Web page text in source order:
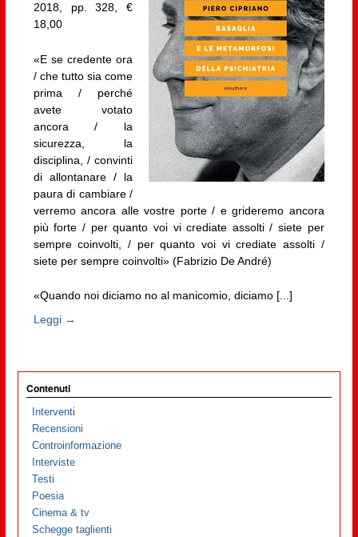
2018, pp. 328, €
18,00
«E se credente ora
/ che tutto sia come
prima / perché
avete votato
ancora / la
sicurezza, la
disciplina, / convinti
di allontanare / la
paura di cambiare /
verremo ancora alle vostre porte / e grideremo ancora
più forte / per quanto voi vi crediate assolti / siete per
sempre coinvolti, / per quanto voi vi crediate assolti /
siete per sempre coinvolti» (Fabrizio De André)
«Quando noi diciamo no al manicomio, diciamo [...]
Leggi →
Contenuti
Interventi
Recensioni
Controinformazione
Interviste
Testi
Poesia
Cinema & tv
Schegge taglienti